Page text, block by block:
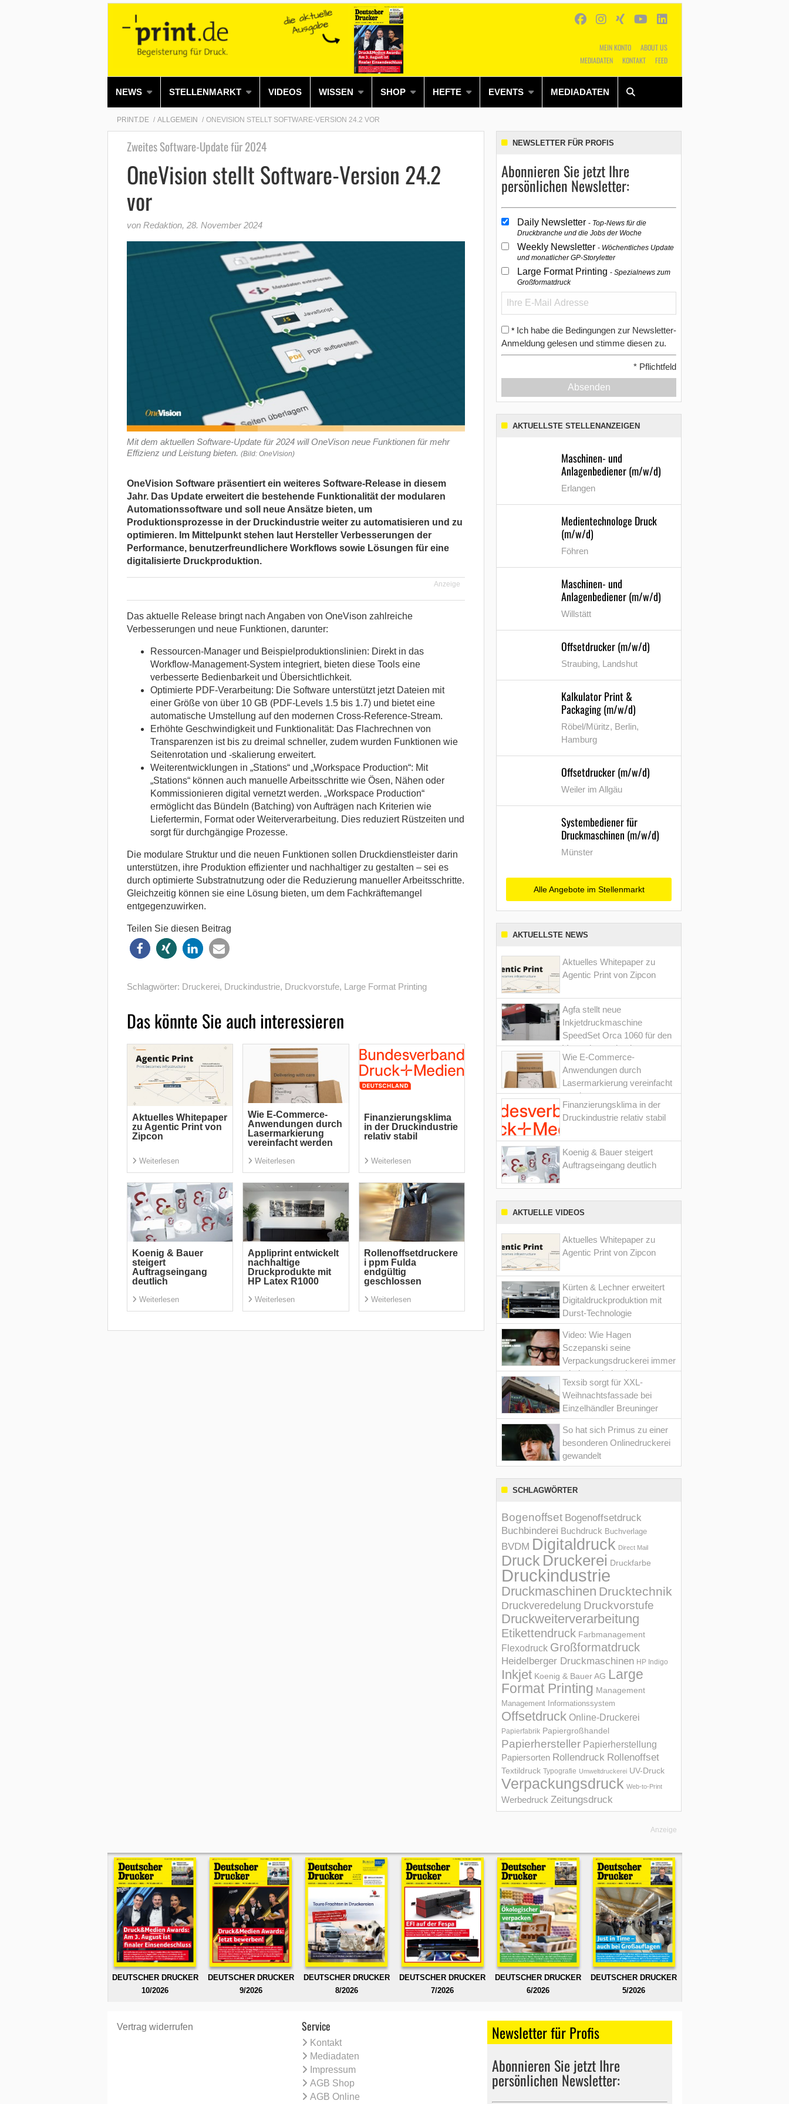
MEIN KONTO
ABOUT US
MEDIADATEN
KONTAKT FEED
NEWS STELLENMARKT VIDEOS WISSEN SHOP HEFTE EVENTS MEDIADATEN
Alles Shop SUCHEN
PRINT.DE ALLGEMEIN ONEVISION STELLT SOFTWARE-VERSION 24.2 VOR
Zweites Software-Update für 2024
OneVision stellt Software-Version 24.2
vor
von Redaktion, 28. November 2024
Mit dem aktuellen Software-Update für 2024 will OneVison neue Funktionen für mehr
Effizienz und Leistung bieten. (Bild: OneVision)
OneVision Software präsentiert ein weiteres Software-Release in diesem
Jahr. Das Update erweitert die bestehende Funktionalität der modularen
Automationssoftware und soll neue Ansätze bieten, um
Produktionsprozesse in der Druckindustrie weiter zu automatisieren und zu
optimieren. Im Mittelpunkt stehen laut Hersteller Verbesserungen der
Performance, benutzerfreundlichere Workflows sowie Lösungen für eine
digitalisierte Druckproduktion.
Anzeige
Das aktuelle Release bringt nach Angaben von OneVison zahlreiche
Verbesserungen und neue Funktionen, darunter:
Ressourcen-Manager und Beispielproduktionslinien: Direkt in das
Workflow-Management-System integriert, bieten diese Tools eine
verbesserte Bedienbarkeit und Übersichtlichkeit.
Optimierte PDF-Verarbeitung: Die Software unterstützt jetzt Dateien mit
einer Größe von über 10 GB (PDF-Levels 1.5 bis 1.7) und bietet eine
automatische Umstellung auf den modernen Cross-Reference-Stream.
Erhöhte Geschwindigkeit und Funktionalität: Das Flachrechnen von
Transparenzen ist bis zu dreimal schneller, zudem wurden Funktionen wie
Seitenrotation und -skalierung erweitert.
Weiterentwicklungen in „Stations“ und „Workspace Production“: Mit
„Stations“ können auch manuelle Arbeitsschritte wie Ösen, Nähen oder
Kommissionieren digital vernetzt werden. „Workspace Production“
ermöglicht das Bündeln (Batching) von Aufträgen nach Kriterien wie
Liefertermin, Format oder Weiterverarbeitung. Dies reduziert Rüstzeiten und
sorgt für durchgängige Prozesse.
Die modulare Struktur und die neuen Funktionen sollen Druckdienstleister darin
unterstützen, ihre Produktion effizienter und nachhaltiger zu gestalten – sei es
durch optimierte Substratnutzung oder die Reduzierung manueller Arbeitsschritte.
Gleichzeitig können sie eine Lösung bieten, um dem Fachkräftemangel
entgegenzuwirken.
Teilen Sie diesen Beitrag
Schlagwörter: Druckerei, Druckindustrie, Druckvorstufe, Large Format Printing
Das könnte Sie auch interessieren
Aktuelles Whitepaper
zu Agentic Print von
Zipcon
Weiterlesen
Wie E-Commerce-
Anwendungen durch
Lasermarkierung
vereinfacht werden
Weiterlesen
Finanzierungsklima
in der Druckindustrie
relativ stabil
Weiterlesen
Koenig & Bauer
steigert
Auftragseingang
deutlich
Weiterlesen
Appliprint entwickelt
nachhaltige
Druckprodukte mit
HP Latex R1000
Weiterlesen
Rollenoffsetdruckere
i ppm Fulda
endgültig
geschlossen
Weiterlesen
NEWSLETTER FÜR PROFIS
Abonnieren Sie jetzt Ihre
persönlichen Newsletter:
Daily Newsletter Top-News für die
Druckbranche und die Jobs der Woche
Weekly Newsletter Wöchentliches Update
und monatlicher GP-Storyletter
Large Format Printing Spezialnews zum
Großformatdruck
* Ich habe die Bedingungen zur Newsletter-
Anmeldung gelesen und stimme diesen zu.
* Pflichtfeld
Absenden
AKTUELLSTE STELLENANZEIGEN
Maschinen- und
Anlagenbediener (m/w/d)
Erlangen
Medientechnologe Druck
(m/w/d)
Föhren
Maschinen- und
Anlagenbediener (m/w/d)
Willstätt
Offsetdrucker (m/w/d)
Straubing, Landshut
Kalkulator Print &
Packaging (m/w/d)
Röbel/Müritz, Berlin,
Hamburg
Offsetdrucker (m/w/d)
Weiler im Allgäu
Systembediener für
Druckmaschinen (m/w/d)
Münster
Alle Angebote im Stellenmarkt
AKTUELLSTE NEWS
Aktuelles Whitepaper zu
Agentic Print von Zipcon
Agfa stellt neue
Inkjetdruckmaschine
SpeedSet Orca 1060 für den
Verpackungsdruck vor
Wie E-Commerce-
Anwendungen durch
Lasermarkierung vereinfacht
werden
Finanzierungsklima in der
Druckindustrie relativ stabil
Koenig & Bauer steigert
Auftragseingang deutlich
AKTUELLE VIDEOS
Aktuelles Whitepaper zu
Agentic Print von Zipcon
Kürten & Lechner erweitert
Digitaldruckproduktion mit
Durst-Technologie
Video: Wie Hagen
Sczepanski seine
Verpackungsdruckerei immer
wieder optimiert hat
Texsib sorgt für XXL-
Weihnachtsfassade bei
Einzelhändler Breuninger
So hat sich Primus zu einer
besonderen Onlinedruckerei
gewandelt
SCHLAGWÖRTER
Bogenoffset Bogenoffsetdruck
Buchbinderei Buchdruck Buchverlage
BVDM Digitaldruck Direct Mail
Druck Druckerei Druckfarbe
Druckindustrie
Druckmaschinen Drucktechnik
Druckveredelung Druckvorstufe
Druckweiterverarbeitung
Etikettendruck Farbmanagement
Flexodruck Großformatdruck
Heidelberger Druckmaschinen HP Indigo
Inkjet Koenig & Bauer AG Large
Format Printing Management
Management Informations­system
Offsetdruck Online-Druckerei
Papierfabrik Papiergroßhandel
Papierhersteller Papierherstellung
Papiersorten Rollendruck Rollenoffset
Textildruck Typografie Umweltdruckerei UV-Druck
Verpackungsdruck Web-to-Print
Werbedruck Zeitungsdruck
Anzeige
DEUTSCHER DRUCKER
10/2026
DEUTSCHER DRUCKER
9/2026
DEUTSCHER DRUCKER
8/2026
DEUTSCHER DRUCKER
7/2026
DEUTSCHER DRUCKER
6/2026
DEUTSCHER DRUCKER
5/2026
Vertrag widerrufen Service
Kontakt
Mediadaten
Impressum
AGB Shop
AGB Online
Newsletter für Profis
Abonnieren Sie jetzt Ihre
persönlichen Newsletter: